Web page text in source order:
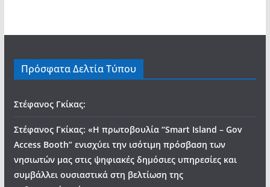
Πρόσφατα Δελτία Τύπου
Στέφανος Γκίκας:
Στέφανος Γκίκας: «Η πρωτοβουλία “Smart Island – Gov
Access Booth” ενισχύει την ισότιμη πρόσβαση των
νησιωτών μας στις ψηφιακές δημόσιες υπηρεσίες και
συμβάλλει ουσιαστικά στη βελτίωση της